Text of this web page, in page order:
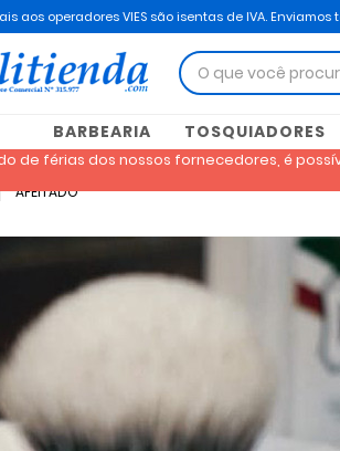
aos operadores VIES são isentas de IVA.
BARBEARIA TOSQUIADORES
de férias dos nossos fornecedores, é
AFEITADO